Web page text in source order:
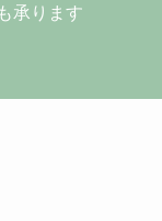
承ります